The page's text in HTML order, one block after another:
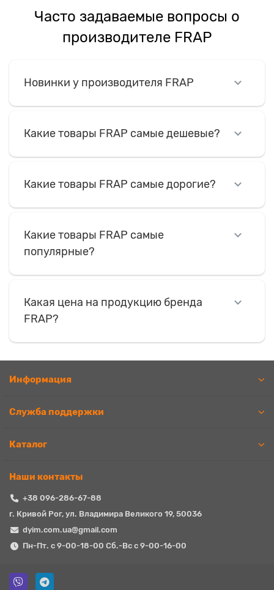
Часто задаваемые вопросы о
производителе FRAP
Новинки у производителя FRAP
Какие товары FRAP самые дешевые?
Какие товары FRAP самые дорогие?
Какие товары FRAP самые
популярные?
Какая цена на продукцию бренда
FRAP?
Информация
Служба поддержки
Каталог
Наши контакты
+38 096-286-67-88
г. Кривой Рог, ул. Владимира Великого 19, 50036
dyim.com.ua@gmail.com
Пн-Пт. с 9-00-18-00 Сб.-Вс с 9-00-16-00